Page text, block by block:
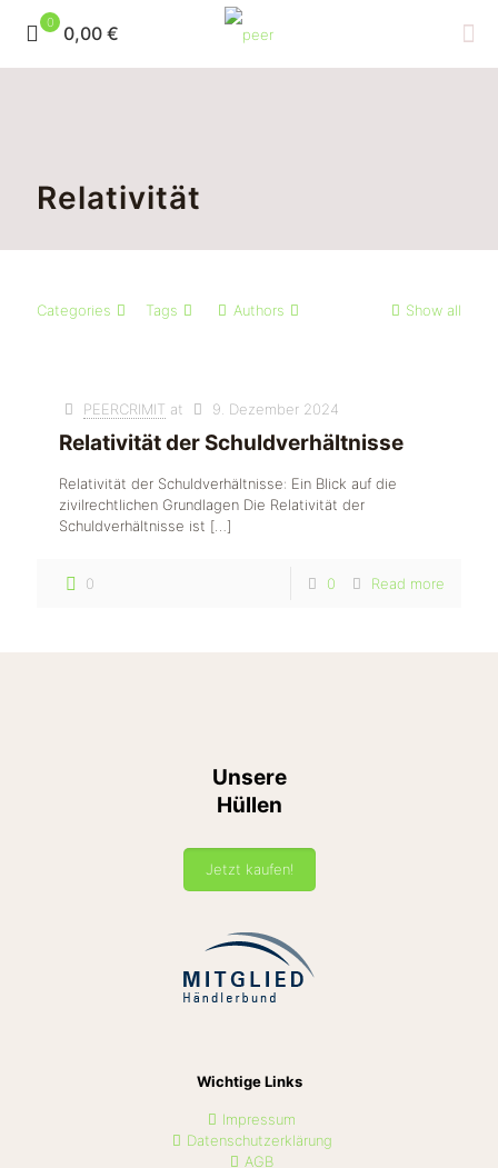
0 0,00 €
Relativität
Categories Tags Authors Show all
PEERCRIMIT at 9. Dezember 2024
Relativität der Schuldverhältnisse
Relativität der Schuldverhältnisse: Ein Blick auf die
zivilrechtlichen Grundlagen Die Relativität der
Schuldverhältnisse ist […]
0 0 Read more
Unsere
Hüllen
Jetzt kaufen!
Wichtige Links
Impressum
Datenschutzerklärung
AGB